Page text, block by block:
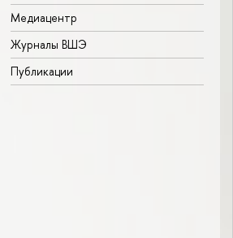
Медиацентр
Журналы ВШЭ
Публикации